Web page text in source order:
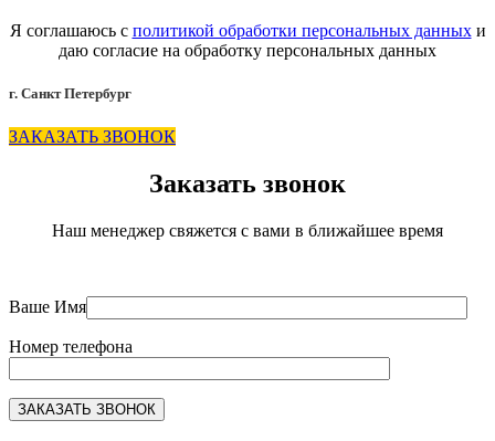
Я соглашаюсь с политикой обработки персональных данныхи
даю согласие на обработку персональных данных
г. Санкт Петербург
ЗАКАЗАТЬ ЗВОНОК
Заказать звонок
Наш менеджер свяжется с вами в ближайшее время
Ваше Имя
Номер телефона